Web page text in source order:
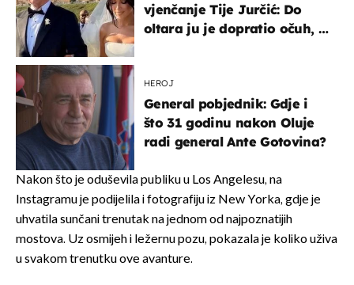
vjenčanje Tije Jurčić: Do
oltara ju je dopratio očuh, a
HEROJ
General pobjednik: Gdje i
što 31 godinu nakon Oluje
radi general Ante Gotovina?
Nakon što je oduševila publiku u Los Angelesu, na
Instagramu je podijelila i fotografiju iz New Yorka, gdje je
uhvatila sunčani trenutak na jednom od najpoznatijih
mostova. Uz osmijeh i ležernu pozu, pokazala je koliko uživa
u svakom trenutku ove avanture.